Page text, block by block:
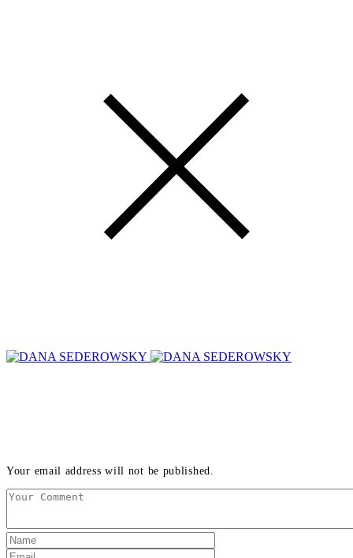
Your email address will not be published.